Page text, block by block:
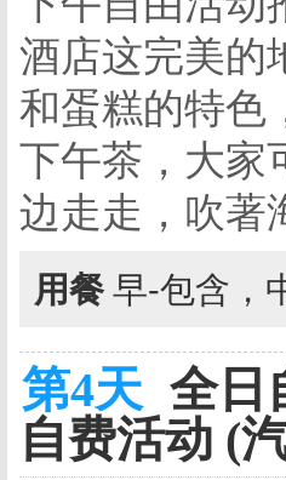
酒店这完美的
和蛋糕的特色
下午茶，大家
边走走，吹著
用餐 早-包含，
第4天 全日
自费活动 (